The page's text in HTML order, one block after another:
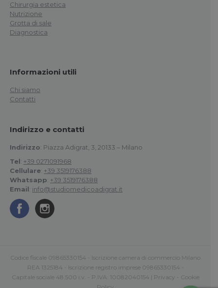
Chirurgia estetica
Nutrizione
Grotta di sale
Diagnostica
Informazioni utili
Chi siamo
Contatti
Indirizzo e contatti
Indirizzo: Piazza Adigrat, 3, 20133 – Milano
Tel: +39 0271091968
Cellulare: +39 3519176388
Whatsapp: +39 3519176388
Email: info@studiomedicoadigrat.it
Codice fiscale 09865330154 - Iscrizione camera di commercio Milano
REA 1325184 - Iscrizione registro imprese 09865330154 -
Capitale sociale 48.500 i.v. - P.IVA: 10082040154 | Privacy - Cookie